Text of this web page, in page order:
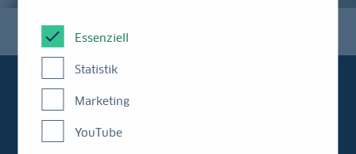
Immer aktuell
Essenziell
Statistik
Marketing
YouTube